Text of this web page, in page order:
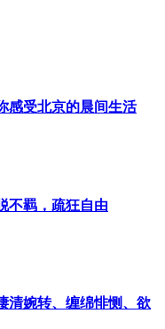
感受北京的晨间生活
不羁，疏狂自由
清婉转、缠绵悱恻、欲